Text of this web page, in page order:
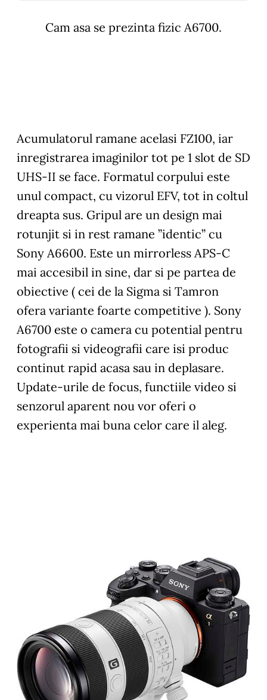
Cam asa se prezinta fizic A6700.
Acumulatorul ramane acelasi FZ100, iar
inregistrarea imaginilor tot pe 1 slot de SD
UHS-II se face. Formatul corpului este
unul compact, cu vizorul EFV, tot in coltul
dreapta sus. Gripul are un design mai
rotunjit si in rest ramane ”identic” cu
Sony A6600. Este un mirrorless APS-C
mai accesibil in sine, dar si pe partea de
obiective ( cei de la Sigma si Tamron
ofera variante foarte competitive ). Sony
A6700 este o camera cu potential pentru
fotografii si videografii care isi produc
continut rapid acasa sau in deplasare.
Update-urile de focus, functiile video si
senzorul aparent nou vor oferi o
experienta mai buna celor care il aleg.